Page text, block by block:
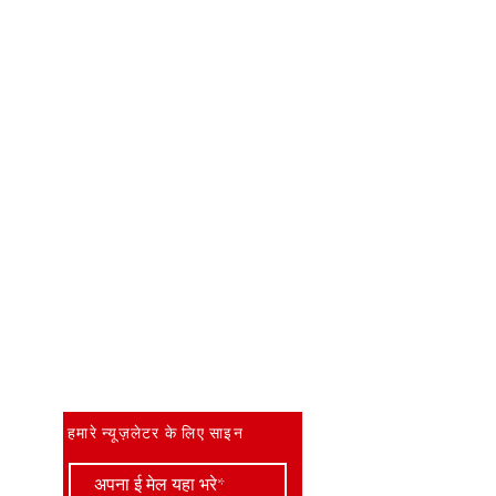
हमारे न्यूज़लेटर के लिए साइन